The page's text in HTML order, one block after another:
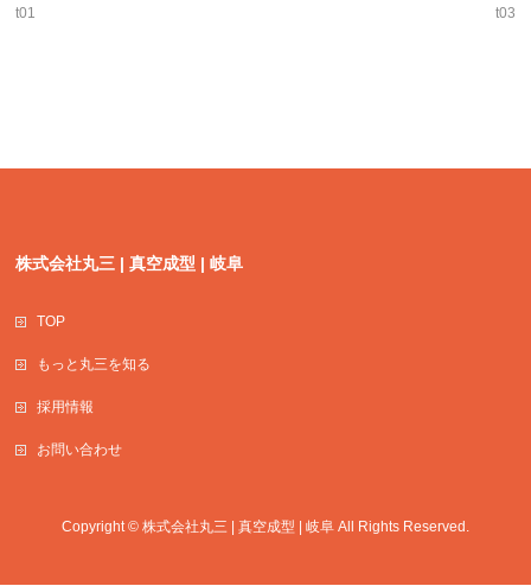
t01 t03
株式会社丸三 | 真空成型 | 岐阜
TOP
もっと丸三を知る
採用情報
お問い合わせ
Copyright © 株式会社丸三 | 真空成型 | 岐阜All Rights Reserved.